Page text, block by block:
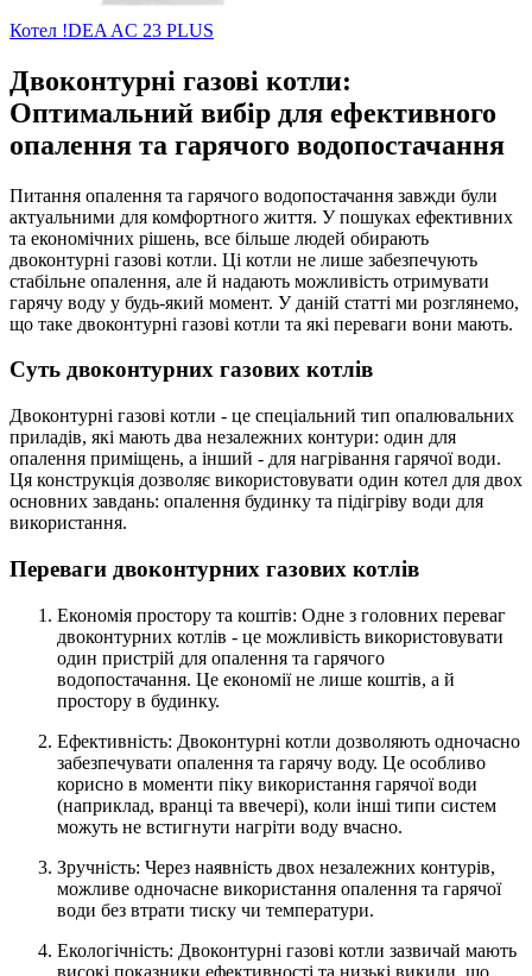
Котел !DEA AC 23 PLUS
Двоконтурні газові котли:
Оптимальний вибір для ефективного
опалення та гарячого водопостачання
Питання опалення та гарячого водопостачання завжди були
актуальними для комфортного життя. У пошуках ефективних
та економічних рішень, все більше людей обирають
двоконтурні газові котли. Ці котли не лише забезпечують
стабільне опалення, але й надають можливість отримувати
гарячу воду у будь-який момент. У даній статті ми розглянемо,
що таке двоконтурні газові котли та які переваги вони мають.
Суть двоконтурних газових котлів
Двоконтурні газові котли - це спеціальний тип опалювальних
приладів, які мають два незалежних контури: один для
опалення приміщень, а інший - для нагрівання гарячої води.
Ця конструкція дозволяє використовувати один котел для двох
основних завдань: опалення будинку та підігріву води для
використання.
Переваги двоконтурних газових котлів
Економія простору та коштів: Одне з головних переваг
двоконтурних котлів - це можливість використовувати
один пристрій для опалення та гарячого
водопостачання. Це економії не лише коштів, а й
простору в будинку.
Ефективність: Двоконтурні котли дозволяють одночасно
забезпечувати опалення та гарячу воду. Це особливо
корисно в моменти піку використання гарячої води
(наприклад, вранці та ввечері), коли інші типи систем
можуть не встигнути нагріти воду вчасно.
Зручність: Через наявність двох незалежних контурів,
можливе одночасне використання опалення та гарячої
води без втрати тиску чи температури.
Екологічність: Двоконтурні газові котли зазвичай мають
високі показники ефективності та низькі викиди, що